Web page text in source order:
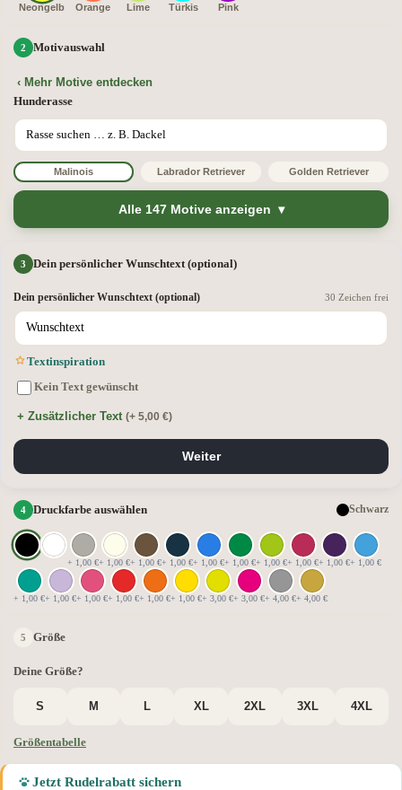
Neongelb Orange Lime Türkis Pink
Motivauswahl
‹ Mehr Motive entdecken
Hunderasse
Malinois Labrador Retriever Golden Retriever
Alle 147 Motive anzeigen
Dein persönlicher Wunschtext (optional)
Dein persönlicher Wunschtext (optional) 30 Zeichen frei
Textinspiration
Kein Text gewünscht
+ Zusätzlicher Text (+ 5,00 €)
Weiter
Druckfarbe auswählen Schwarz
+ 1,00 €+ 1,00 €+ 1,00 €+ 1,00 €+ 1,00 €+ 1,00 €+ 1,00 €+ 1,00 €+ 1,00 €+ 1,00 €
+ 1,00 €+ 1,00 €+ 1,00 €+ 1,00 €+ 1,00 €+ 1,00 €+ 3,00 €+ 3,00 €+ 4,00 €+ 4,00 €
Größe
Deine Größe?
S M L XL 2XL 3XL 4XL
Größentabelle
Jetzt Rudelrabatt sichern